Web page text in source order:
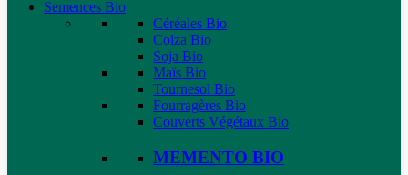
Semences Bio
Céréales Bio
Colza Bio
Soja Bio
Maïs Bio
Tournesol Bio
Fourragères Bio
Couverts Végétaux Bio
MEMENTO BIO